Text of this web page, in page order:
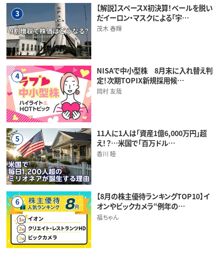
3
【解説】スペースX初決算！ベールを脱い
だイーロン・マスクによる「宇…
茂木 春輝
4
NISAで中小型株 8月末に入れ替え判
定！次期TOPIX新規採用候…
岡村 友哉
5
11人に1人は「資産1億6,000万円」超
え！？…米国で「百万ドル…
香川 睦
6
【8月の株主優待ランキングTOP10】イ
オンやビックカメラ“例年の…
福ちゃん